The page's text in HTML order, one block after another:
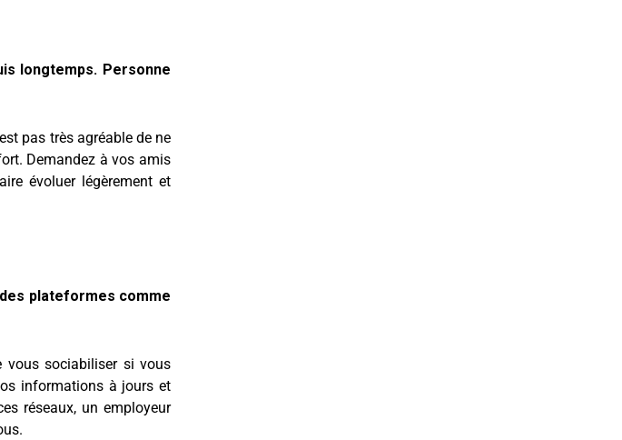
longtemps. Personne
pas très agréable de ne
Demandez à vos amis
évoluer légèrement et
plateformes comme
vous sociabiliser si vous
informations à jours et
réseaux, un employeur